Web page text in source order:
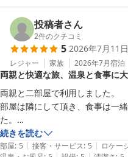
お部屋に関しましては、ご期
存じますが、温泉やバイキン
大変嬉しく思います。
特に当館自慢の露天風呂で、
よりでございます。また、バ
お言葉をいただき、調理スタッ
また伊香保へお越しの際は、
伊香保温泉 ホテル天坊
2026-07-20
投稿者さん
2件のクチコミ
5 2026年7月11日
レジャー 家族 2026年7月宿泊
両親と快適な旅、温泉と食事に
両親と二部屋で利用しました。
部屋は隣にして頂き、食事は一
た。
温泉はお風呂の種類が多く楽し
続きを読む
部屋: 5 | 接客・サービス: 5 | ロケー